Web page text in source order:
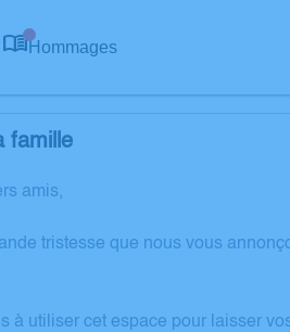
Hommages
famille
amis,
tristesse que nous vous
à utiliser cet espace pour laisser